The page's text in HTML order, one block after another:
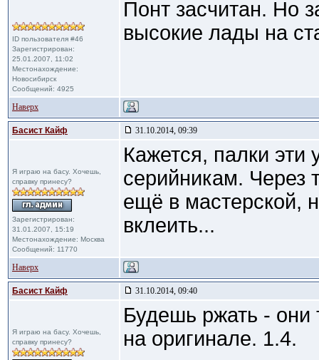
ID пользователя #46
Зарегистрирован:
25.01.2007, 11:02
Местонахождение:
Новосибирск
Сообщений: 4925
Понт засчитан. Но
высокие лады на
Наверх
Басист Кайф 31.10.2014, 09:39
Я играю на басу. Хочешь,
справку принесу?
Зарегистрирован:
31.01.2007, 15:19
Местонахождение: Москва
Сообщений: 11770
Кажется, палки эти
серийникам. Через
ещё в мастерской,
вклеить...
Наверх
Басист Кайф 31.10.2014, 09:40
Я играю на басу. Хочешь,
справку принесу?
Будешь ржать - они
на оригинале. 1.4.